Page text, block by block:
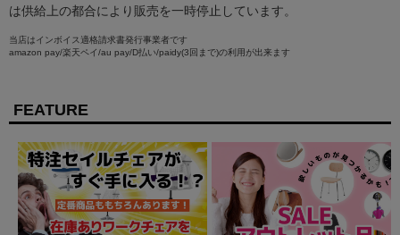
は供給上の都合により販売を一時停止しています。
当店はインボイス適格請求書発行事業者です
amazon pay/楽天ペイ/au pay/D払い/paidy(3回まで)の利用が出来ます
FEATURE